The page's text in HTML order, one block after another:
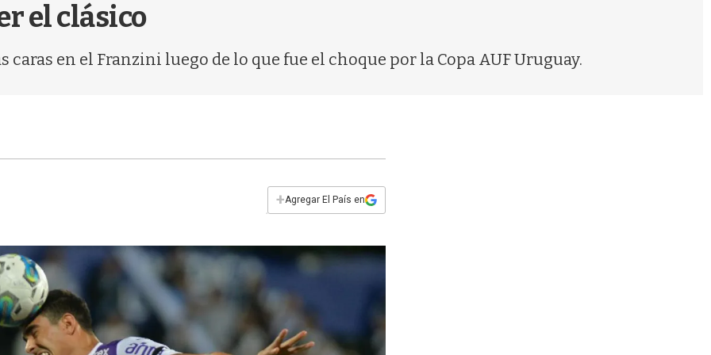
el clásico
caras en el Franzini luego de lo que fue el choque por la Copa AUF Uruguay.
+Agregar El País en